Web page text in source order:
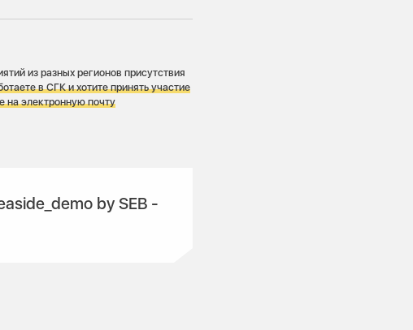
из разных регионов присутствия
в СГК и хотите принять участие
на электронную почту
by SEB -